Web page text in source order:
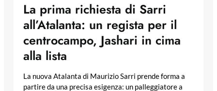
La prima richiesta di Sarri
all’Atalanta: un regista per il
centrocampo, Jashari in cima
alla lista
La nuova Atalanta di Maurizio Sarri prende forma a
partire da una precisa esigenza: un palleggiatore a